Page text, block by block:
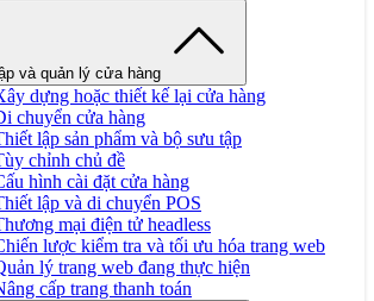
và quản lý cửa hàng
dựng hoặc thiết kế lại cửa hàng
chuyển cửa hàng
lập sản phẩm và bộ sưu tập
chỉnh chủ đề
hình cài đặt cửa hàng
lập và di chuyển POS
mại điện tử headless
lược kiểm tra và tối ưu hóa trang web
lý trang web đang thực hiện
cấp trang thanh toán